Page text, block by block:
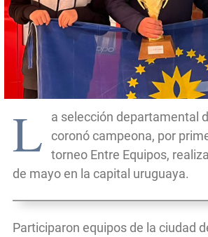
L
a selección departamental
coronó campeona, por
torneo Entre Equipos,
de mayo en la capital uruguaya.
Participaron equipos de la ciudad